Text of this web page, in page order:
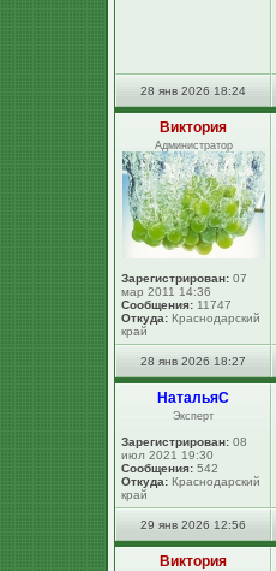
28 янв 2026 18:24
Виктория
Администратор
Зарегистрирован: 07
мар 2011 14:36
Сообщения: 11747
Откуда: Краснодарский
край
28 янв 2026 18:27
НатальяС
Эксперт
Зарегистрирован: 08
июл 2021 19:30
Сообщения: 542
Откуда: Краснодарский
край
29 янв 2026 12:56
Виктория